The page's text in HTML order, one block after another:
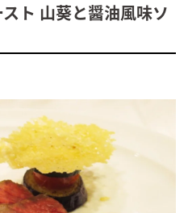
ト 山葵と醤油風味ソ